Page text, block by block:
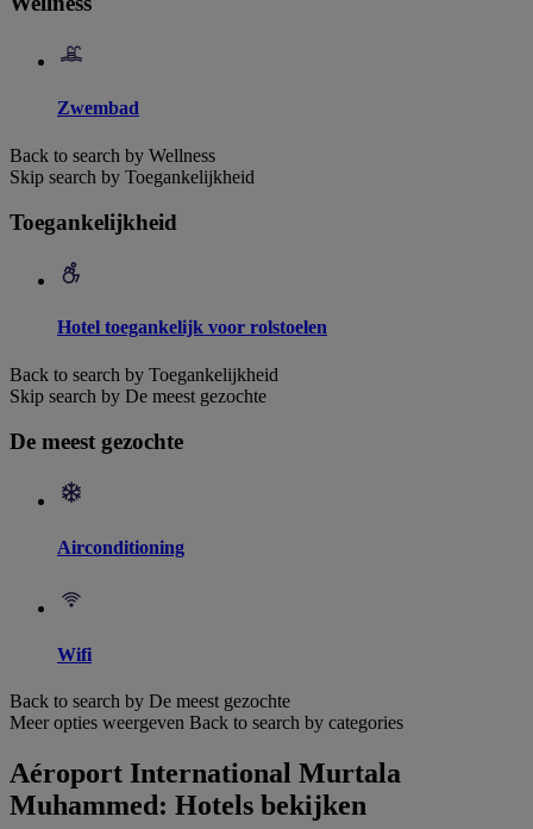
Zwembad
Back to search by Wellness
Skip search by Toegankelijkheid
Toegankelijkheid
Hotel toegankelijk voor rolstoelen
Back to search by Toegankelijkheid
Skip search by De meest gezochte
De meest gezochte
Airconditioning
Wifi
Back to search by De meest gezochte
Meer opties weergeven Back to search by categories
Aéroport International Murtala
Muhammed: Hotels bekijken